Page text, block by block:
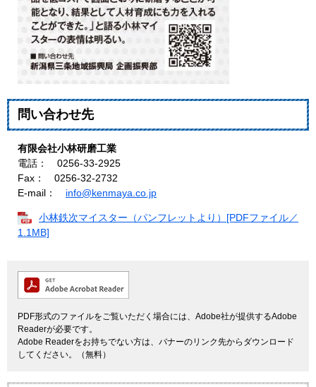
問い合わせ先
有限会社小林研磨工業
電話： 0256-33-2925
Fax： 0256-32-2732
E-mail： info@kenmaya.co.jp
小林鉄次マイスター（パンフレットより）[PDFファイル／
1.1MB]
PDF形式のファイルをご覧いただく場合には、Adobe社が提供するAdobe
Readerが必要です。
Adobe Readerをお持ちでない方は、バナーのリンク先からダウンロード
してください。（無料）